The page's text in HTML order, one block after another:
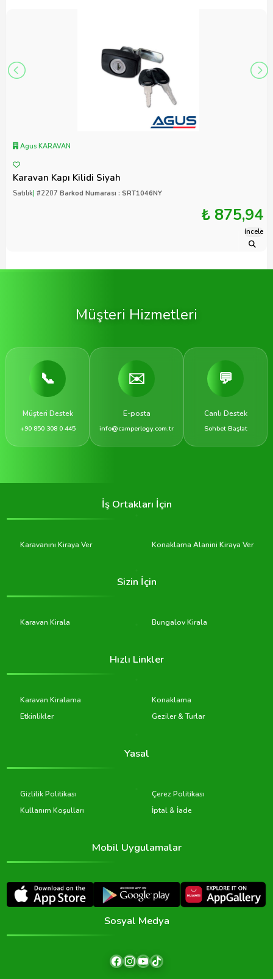
Agus KARAVAN
Karavan Kapı Kilidi Siyah
Satılık| #2207 Barkod Numarası : SRT1046NY
₺ 875,94
İncele
Müşteri Hizmetleri
📞
Müşteri Destek
+90 850 308 0 445
✉️
E-posta
info@camperlogy.com.tr
💬
Canlı Destek
Sohbet Başlat
İş Ortakları İçin
Karavanını Kiraya Ver Konaklama Alanini Kiraya Ver
Sizin İçin
Karavan Kirala Bungalov Kirala
Hızlı Linkler
Karavan Kiralama
Konaklama
Etkinlikler
Geziler & Turlar
Yasal
Gizlilik Politikası
Çerez Politikası
Kullanım Koşulları
İptal & İade
Mobil Uygulamalar
Sosyal Medya